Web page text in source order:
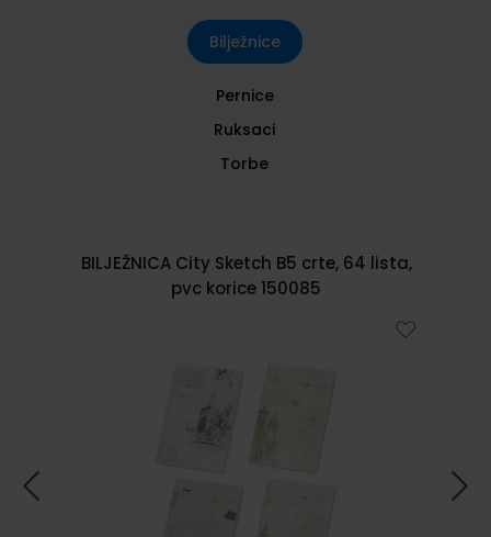
Bilježnice
Pernice
Ruksaci
Torbe
BILJEŽNICA City Sketch B5 crte, 64 lista,
pvc korice 150085